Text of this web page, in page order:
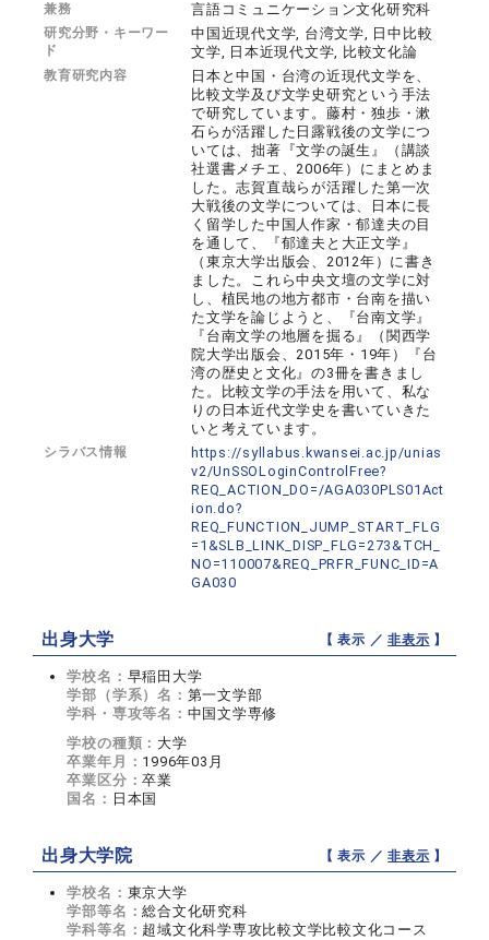
兼務 言語コミュニケーション文化研究科
研究分野・キーワー
ド
中国近現代文学, 台湾文学, 日中比較
文学, 日本近現代文学, 比較文化論
教育研究内容
日本と中国・台湾の近現代文学を、
比較文学及び文学史研究という手法
で研究しています。藤村・独歩・漱
石らが活躍した日露戦後の文学につ
いては、拙著『文学の誕生』（講談
社選書メチエ、2006年）にまとめま
した。志賀直哉らが活躍した第一次
大戦後の文学については、日本に長
く留学した中国人作家・郁達夫の目
を通して、『郁達夫と大正文学』
（東京大学出版会、2012年）に書き
ました。これら中央文壇の文学に対
し、植民地の地方都市・台南を描い
た文学を論じようと、『台南文学』
『台南文学の地層を掘る』（関西学
院大学出版会、2015年・19年）『台
湾の歴史と文化』の3冊を書きまし
た。比較文学の手法を用いて、私な
りの日本近代文学史を書いていきた
いと考えています。
シラバス情報
https://syllabus.kwansei.ac.jp/unias
v2/UnSSOLoginControlFree?
REQ_ACTION_DO=/AGA030PLS01Act
ion.do?
REQ_FUNCTION_JUMP_START_FLG
=1&SLB_LINK_DISP_FLG=273&TCH_
NO=110007&REQ_PRFR_FUNC_ID=A
GA030
出身大学 【 表示 ／非表示 】
学校名： 早稲田大学
学部（学系）名： 第一文学部
学科・専攻等名： 中国文学専修
学校の種類： 大学
卒業年月： 1996年03月
卒業区分：卒業
国名： 日本国
出身大学院 【 表示 ／非表示 】
学校名： 東京大学
学部等名：総合文化研究科
学科等名： 超域文化科学専攻比較文学比較文化コース